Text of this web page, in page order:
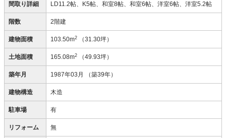
間取り詳細 LD11.2帖、K5帖、和室8帖、和室6帖、洋室6帖、洋室5.2帖
階数 2階建
建物面積 103.50m2 （31.30坪）
土地面積 165.08m2 （49.93坪）
築年月 1987年03月 （築39年）
建物構造 木造
駐車場 有
リフォーム 無